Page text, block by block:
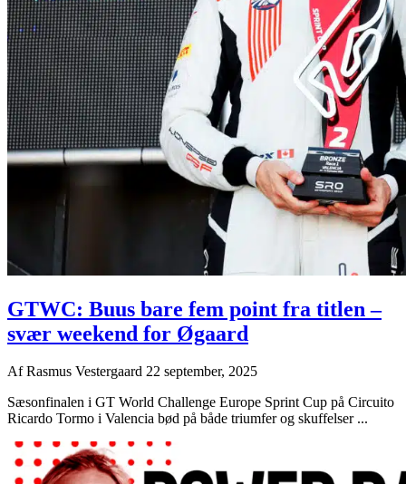
GTWC: Buus bare fem point fra titlen –
svær weekend for Øgaard
AfRasmus Vestergaard 22 september, 2025
Sæsonfinalen i GT World Challenge Europe Sprint Cup på Circuito
Ricardo Tormo i Valencia bød på både triumfer og skuffelser ...